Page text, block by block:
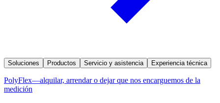
Soluciones Productos Servicio y asistencia Experiencia técnica
PolyFlex—alquilar, arrendar o dejar que nos encarguemos de la
medición